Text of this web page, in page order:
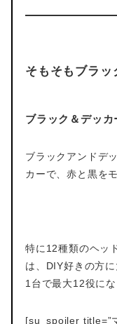
そもそもブラッ
ブラック＆デッ
ブラックアンドデ
カーで、赤と黒を
特に12種類のヘッ
は、DIY好きの方に
1台で最大12役に
[su_spoiler title=”